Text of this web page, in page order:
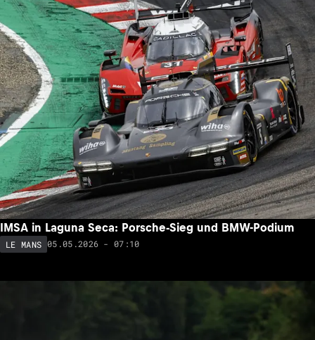
IMSA in Laguna Seca: Porsche-Sieg und BMW-Podium
LE MANS 05.05.2026 - 07:10